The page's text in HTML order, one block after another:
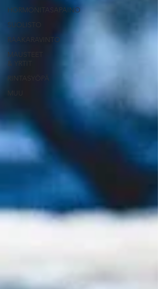
HORMONITASAPAINO
SUOLISTO
RAAKARAVINTO
MAUSTEET
& YRTIT
RINTASYÖPÄ
MUU